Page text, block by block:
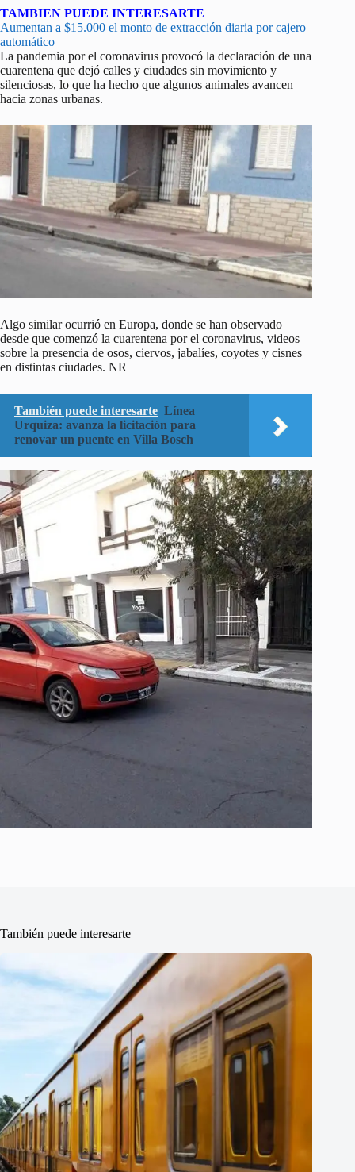
TAMBIEN PUEDE INTERESARTE
Aumentan a $15.000 el monto de extracción diaria por cajero
automático
La pandemia por el coronavirus provocó la declaración de una
cuarentena que dejó calles y ciudades sin movimiento y
silenciosas, lo que ha hecho que algunos animales avancen
hacia zonas urbanas.
Algo similar ocurrió en Europa, donde se han observado
desde que comenzó la cuarentena por el coronavirus, videos
sobre la presencia de osos, ciervos, jabalíes, coyotes y cisnes
en distintas ciudades. NR
También puede interesarte Línea
Urquiza: avanza la licitación para
renovar un puente en Villa Bosch
También puede interesarte